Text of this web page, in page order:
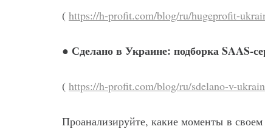
( https://h-profit.com/blog/ru/hugeprofit-
● Сделано в Украине: подборка SAAS-
( https://h-profit.com/blog/ru/sdelano-v-
Проанализируйте, какие моменты в